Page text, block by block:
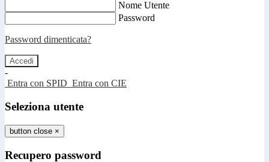
Nome Utente
Password
Password dimenticata?
-
Entra con SPID Entra con CIE
Seleziona utente
button close ×
Recupero password